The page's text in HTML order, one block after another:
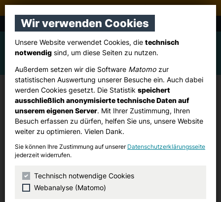
Stadtverband Pulheim
CDU Brauweiler, Dansweiler, Freimersdorf
Wir verwenden Cookies
Unsere Website verwendet Cookies, die technisch
notwendig sind, um diese Seiten zu nutzen.
Außerdem setzen wir die Software Matomo zur
statistischen Auswertung unserer Besuche ein. Auch dabei
werden Cookies gesetzt. Die Statistik speichert
ausschließlich anonymisierte technische Daten auf
unserem eigenen Server. Mit Ihrer Zustimmung, Ihren
Besuch erfassen zu dürfen, helfen Sie uns, unsere Website
weiter zu optimieren. Vielen Dank.
Sie können Ihre Zustimmung auf unserer Datenschutzerklärungsseite
jederzeit widerrufen.
Technisch notwendige Cookies
Webanalyse (Matomo)